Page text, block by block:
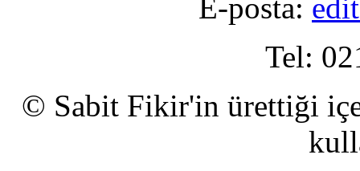
E-posta:
Tel:
© Sabit Fikir'in ürettiği